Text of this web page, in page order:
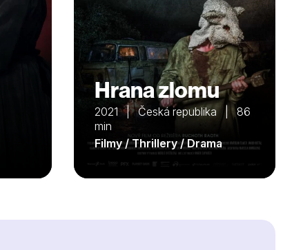
Hrana zlomu
2021 | Česká republika | 86
min
Filmy / Thrillery / Drama